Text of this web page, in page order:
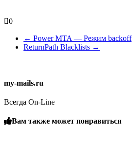
0
← Power MTA — Режим backoff
ReturnPath Blacklists →
my-mails.ru
Всегда On-Line
Вам также может понравиться